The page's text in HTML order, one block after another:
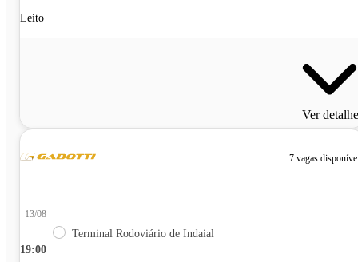
Leito
Ver
7 vagas
19:00
13/08
Terminal Rodoviário de Indaial